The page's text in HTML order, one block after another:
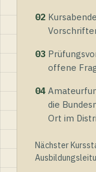
02
03
offene
04
die
Ort im
Nächster